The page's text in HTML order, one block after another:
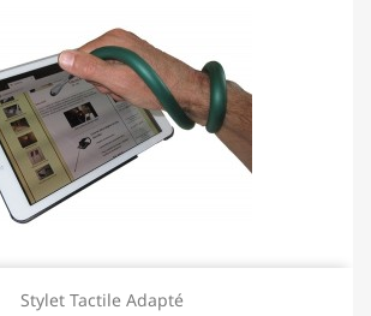
Stylet Tactile Adapté